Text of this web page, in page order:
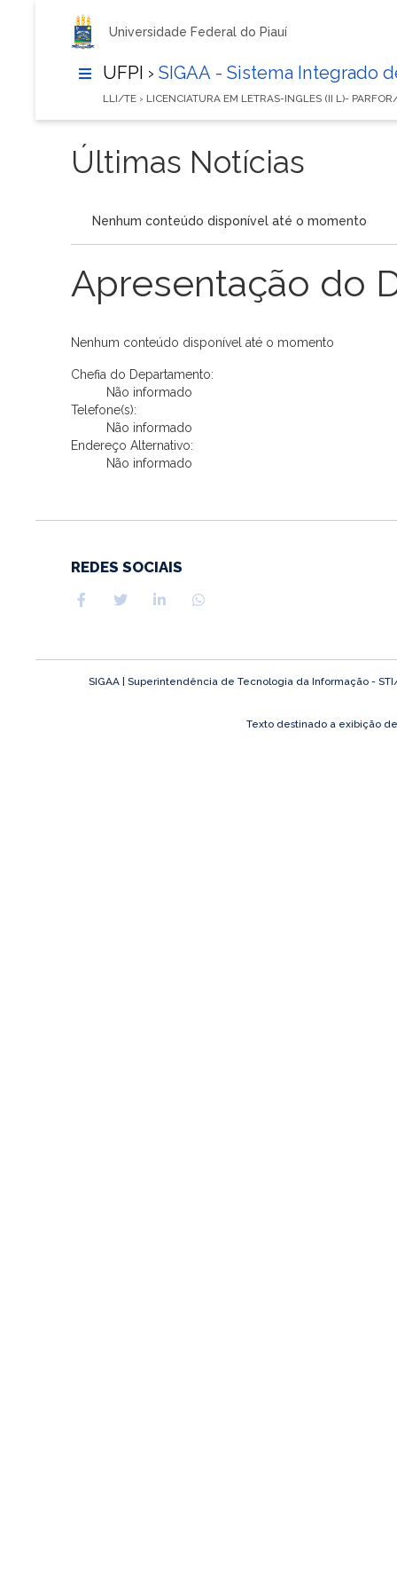
Universidade Federal do Piauí
UFPI › SIGAA - Sistema Integrado
LLI/TE › LICENCIATURA EM LETRAS-INGLES (II L)-
Últimas Notícias
Nenhum conteúdo disponível até o momento
Apresentação do
Nenhum conteúdo disponível até o momento
Chefia do Departamento:
Não informado
Telefone(s):
Não informado
Endereço Alternativo:
Não informado
REDES SOCIAIS
SIGAA | Superintendência de Tecnologia da Informação -
Texto destinado a exibição